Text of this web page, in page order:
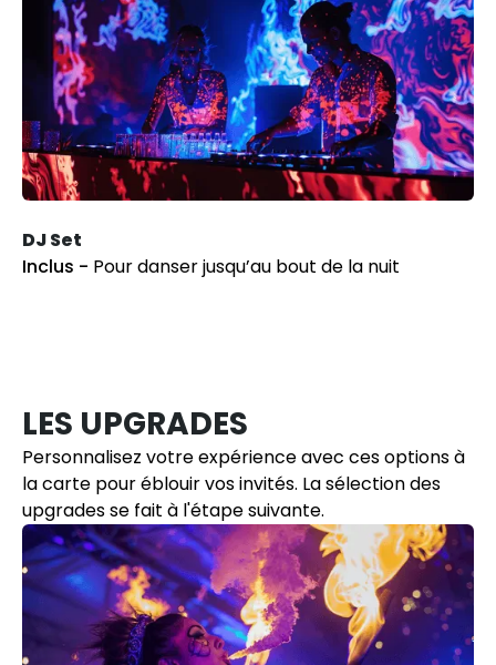
DJ Set
Inclus - Pour danser jusqu’au bout de la nuit
LES UPGRADES
Personnalisez votre expérience avec ces options à
la carte pour éblouir vos invités. La sélection des
upgrades se fait à l'étape suivante.